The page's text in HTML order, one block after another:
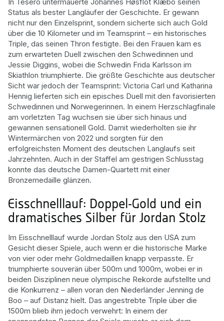
Status als bester Langläufer der Geschichte. Er gewann
nicht nur den Einzelsprint, sondern sicherte sich auch Gold
über die 10 Kilometer und im Teamsprint – ein historisches
Triple, das seinen Thron festigte. Bei den Frauen kam es
zum erwarteten Duell zwischen den Schwedinnen und
Jessie Diggins, wobei die Schwedin Frida Karlsson im
Skiathlon triumphierte. Die größte Geschichte aus deutscher
Sicht war jedoch der Teamsprint: Victoria Carl und Katharina
Hennig lieferten sich ein episches Duell mit den favorisierten
Schwedinnen und Norwegerinnen. In einem Herzschlagfinale
am vorletzten Tag wuchsen sie über sich hinaus und
gewannen sensationell Gold. Damit wiederholten sie ihr
Wintermärchen von 2022 und sorgten für den
erfolgreichsten Moment des deutschen Langlaufs seit
Jahrzehnten. Auch in der Staffel am gestrigen Schlusstag
konnte das deutsche Damen-Quartett mit einer
Bronzemedaille glänzen.
Eisschnelllauf: Doppel-Gold und ein
dramatisches Silber für Jordan Stolz
Im Eisschnelllauf wurde Jordan Stolz aus den USA zum
Gesicht dieser Spiele, auch wenn er die historische Marke
von vier oder mehr Goldmedaillen knapp verpasste. Er
triumphierte souverän über 500m und 1000m, wobei er in
beiden Disziplinen neue olympische Rekorde aufstellte und
die Konkurrenz – allen voran den Niederländer Jenning de
Boo – auf Distanz hielt. Das angestrebte Triple über die
1500m blieb ihm jedoch verwehrt: In einem der